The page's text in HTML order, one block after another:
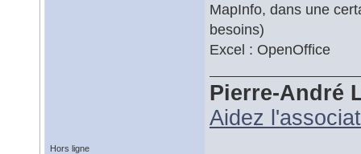
MapInfo, dans une
besoins)
Excel : OpenOffice
Pierre-André
Aidez
Hors ligne